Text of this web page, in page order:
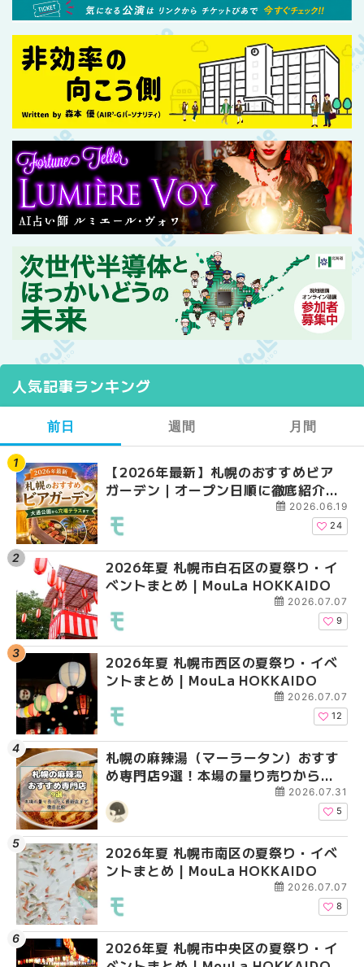
人気記事ランキング
前日
【2026年最新】札幌のおすすめビア
ガーデン｜オープン日順に徹底紹介！
大通公園から穴場テラスまで | MouLa
HOKKAIDO
2026.06.19
24
2026年夏 札幌市白石区の夏祭り・イ
ベントまとめ | MouLa HOKKAIDO
2026.07.07
9
2026年夏 札幌市西区の夏祭り・イベ
ントまとめ | MouLa HOKKAIDO
2026.07.07
12
札幌の麻辣湯（マーラータン）おすす
め専門店9選！本場の量り売りから最
新店まで徹底比較 | MouLa
HOKKAIDO
2026.07.31
5
2026年夏 札幌市南区の夏祭り・イベ
ントまとめ | MouLa HOKKAIDO
2026.07.07
8
2026年夏 札幌市中央区の夏祭り・イ
週間
【2026年最新】札幌
ガーデン｜オープン日
大通公園から穴場テ
2026年夏 札幌市西区
ントまとめ | MouLa
2026年夏 札幌市北区
ントまとめ | MouLa
2026年夏 札幌市手稲
ベントまとめ |
2026年夏 札幌市白石
ベントまとめ |
2026年夏 札幌市清田
月間
【2026年最新】札幌
ガーデン｜オープン日
大通公園から穴場テ
2026年夏 札幌市北区
ントまとめ | MouLa
2026年夏 札幌市白石
ベントまとめ |
2026年夏 札幌市西区
ントまとめ | MouLa
2026年夏 札幌市手稲
ベントまとめ |
札幌の麻辣湯（マーラ